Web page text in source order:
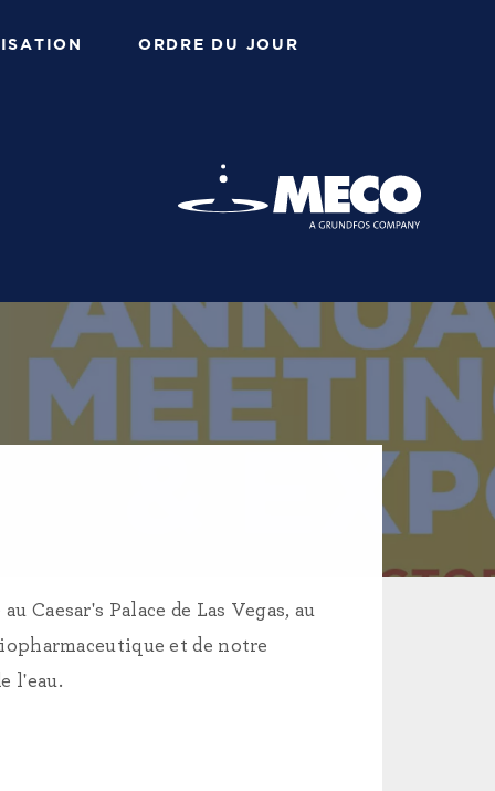
ORDRE DU JOUR
Caesar's Palace de Las Vegas, au
et de notre
l'eau.